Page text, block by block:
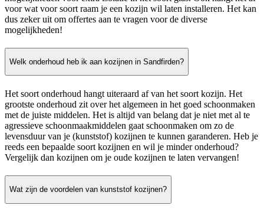
voor wat voor soort raam je een kozijn wil laten installeren. Het kan
dus zeker uit om offertes aan te vragen voor de diverse
mogelijkheden!
Welk onderhoud heb ik aan kozijnen in Sandfirden?
Het soort onderhoud hangt uiteraard af van het soort kozijn. Het
grootste onderhoud zit over het algemeen in het goed schoonmaken
met de juiste middelen. Het is altijd van belang dat je niet met al te
agressieve schoonmaakmiddelen gaat schoonmaken om zo de
levensduur van je (kunststof) kozijnen te kunnen garanderen. Heb je
reeds een bepaalde soort kozijnen en wil je minder onderhoud?
Vergelijk dan kozijnen om je oude kozijnen te laten vervangen!
Wat zijn de voordelen van kunststof kozijnen?